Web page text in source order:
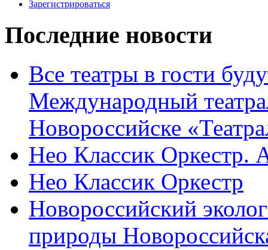
Зарегистрироваться
Последние новости
Все театры в гости
Международный
Новороссийске
Нео Классик Оркестр.
Нео Классик Оркестр
Новороссийский
природы